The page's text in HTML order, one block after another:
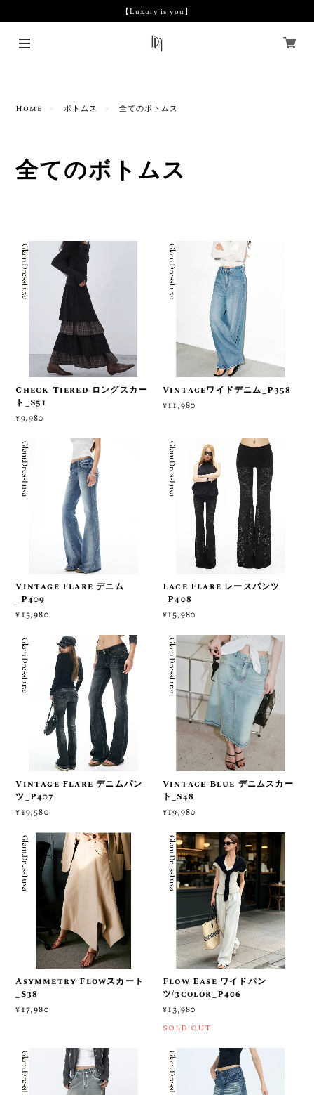
【Luxury is you】
Home ボトムス 全てのボトムス
全てのボトムス
Check Tiered ロングスカー
ト_S51
¥9,980
Vintageワイドデニム_P358
¥11,980
Vintage Flare デニム
_P409
¥15,980
Lace Flare レースパンツ
_P408
¥15,980
Vintage Flare デニムパン
ツ_P407
¥19,580
Vintage Blue デニムスカー
ト_S48
¥19,980
Asymmetry Flowスカート
_S38
¥17,980
Flow Ease ワイドパン
ツ/3color_P406
¥13,980
SOLD OUT